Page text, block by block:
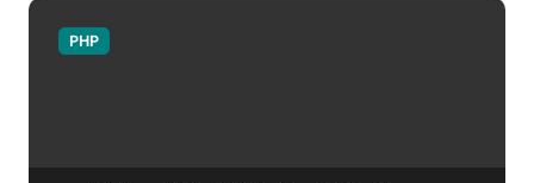
PHP